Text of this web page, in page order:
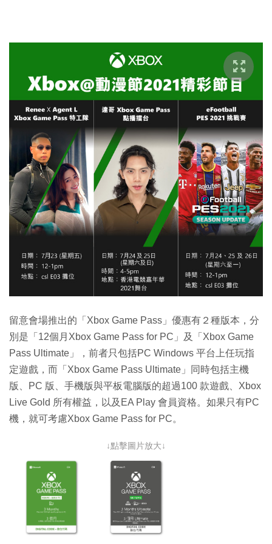
留意會場推出的「Xbox Game Pass」優惠有２種版本，分
別是「12個月Xbox Game Pass for PC」及「Xbox Game
Pass Ultimate」，前者只包括PC Windows 平台上任玩指
定遊戲，而「Xbox Game Pass Ultimate」同時包括主機
版、PC 版、手機版與平板電腦版的超過100 款遊戲、Xbox
Live Gold 所有權益，以及EA Play 會員資格。如果只有PC
機，就可考慮Xbox Game Pass for PC。
↓點擊圖片放大↓